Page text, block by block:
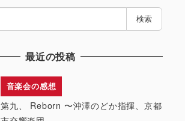
検索
最近の投稿
音楽会の感想
第九、 Reborn 〜沖澤のどか指揮、京都